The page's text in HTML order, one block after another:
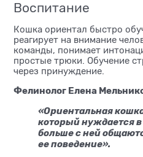
Воспитание
Кошка ориентал быстро
реагирует на внимание
команды, понимает
простые трюки. Обучение
через принуждение.
Фелинолог Елена
«Ориентальная
который нуждается
больше с ней
ее поведение».